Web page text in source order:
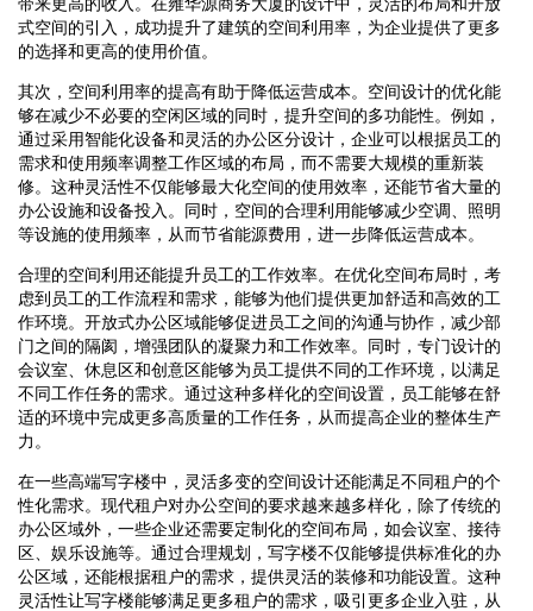
式空间的引入，成功提升了建筑的空间利用率，为企业提供了更多
的选择和更高的使用价值。
其次，空间利用率的提高有助于降低运营成本。空间设计的优化能
够在减少不必要的空闲区域的同时，提升空间的多功能性。例如，
通过采用智能化设备和灵活的办公区分设计，企业可以根据员工的
需求和使用频率调整工作区域的布局，而不需要大规模的重新装
修。这种灵活性不仅能够最大化空间的使用效率，还能节省大量的
办公设施和设备投入。同时，空间的合理利用能够减少空调、照明
等设施的使用频率，从而节省能源费用，进一步降低运营成本。
合理的空间利用还能提升员工的工作效率。在优化空间布局时，考
虑到员工的工作流程和需求，能够为他们提供更加舒适和高效的工
作环境。开放式办公区域能够促进员工之间的沟通与协作，减少部
门之间的隔阂，增强团队的凝聚力和工作效率。同时，专门设计的
会议室、休息区和创意区能够为员工提供不同的工作环境，以满足
不同工作任务的需求。通过这种多样化的空间设置，员工能够在舒
适的环境中完成更多高质量的工作任务，从而提高企业的整体生产
力。
在一些高端写字楼中，灵活多变的空间设计还能满足不同租户的个
性化需求。现代租户对办公空间的要求越来越多样化，除了传统的
办公区域外，一些企业还需要定制化的空间布局，如会议室、接待
区、娱乐设施等。通过合理规划，写字楼不仅能够提供标准化的办
公区域，还能根据租户的需求，提供灵活的装修和功能设置。这种
灵活性让写字楼能够满足更多租户的需求，吸引更多企业入驻，从